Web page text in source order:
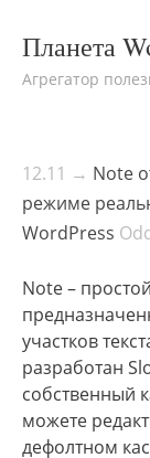
Планета
Агрегатор
12.11 → Note
режиме
WordPress
Note –
участков
разработан
собственный
можете
дефолтном